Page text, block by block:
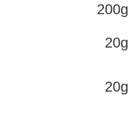
200g
20g
20g